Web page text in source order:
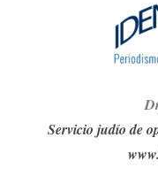
Servicio judío de